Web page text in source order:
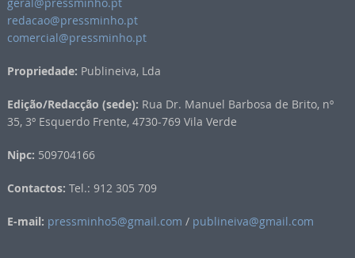
redacao@pressminho.pt
comercial@pressminho.pt
Propriedade: Publineiva, Lda
Edição/Redacção (sede): Rua Dr. Manuel Barbosa de Brito, nº
35, 3º Esquerdo Frente, 4730-769 Vila Verde
Nipc: 509704166
Contactos: Tel.: 912 305 709
E-mail: pressminho5@gmail.com / publineiva@gmail.com